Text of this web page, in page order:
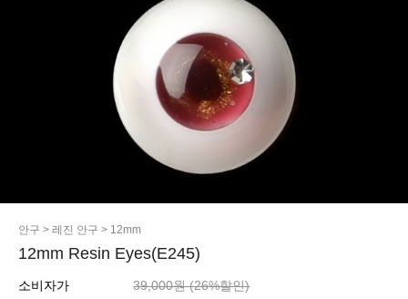
안구 > 레진 안구 > 12mm
12mm Resin Eyes(E245)
소비자가 39,000원 (26%할인)